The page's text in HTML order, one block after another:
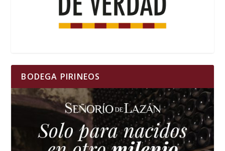
BODEGA PIRINEOS